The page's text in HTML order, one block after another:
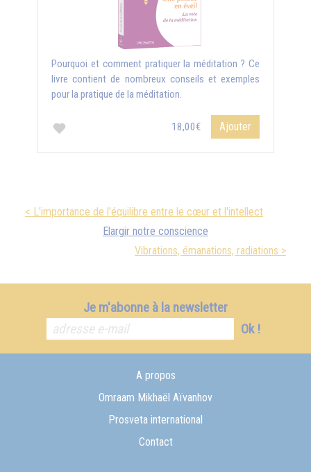
Pourquoi et comment pratiquer la méditation ? Ce
livre contient de nombreux conseils et exemples
pour la pratique de la méditation.
18,00€ Ajouter
< L'importance de l'équilibre entre le cœur et l'intellect
Elargir notre conscience
Vibrations, émanations, radiations >
Je m'abonne à la newsletter
Ok !
A propos
Omraam Mikhaël Aïvanhov
Prosveta international
Contact